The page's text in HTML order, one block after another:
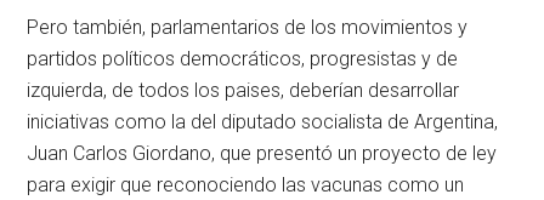
Pero también, parlamentarios de los movimientos y
partidos políticos democráticos, progresistas y de
izquierda, de todos los paises, deberían desarrollar
iniciativas como la del diputado socialista de Argentina,
Juan Carlos Giordano, que presentó un proyecto de ley
para exigir que reconociendo las vacunas como un